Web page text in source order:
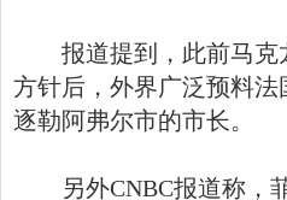
报道提到，此前马克
方针后，外界广泛预料
逐勒阿弗尔市的市长。
另外CNBC报道称，菲